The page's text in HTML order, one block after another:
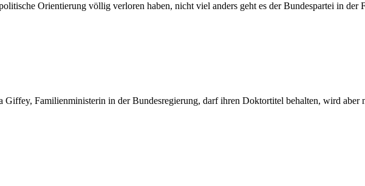
Orientierung völlig verloren haben, nicht viel anders geht es der Bundespartei in der
Giffey, Familienministerin in der Bundesregierung, darf ihren Doktortitel behalten, wird aber